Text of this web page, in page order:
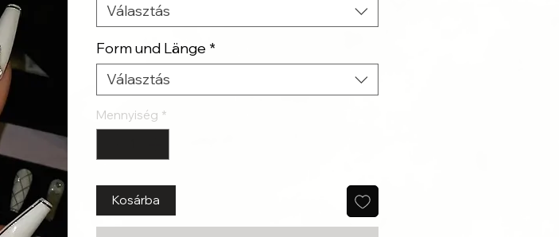
Választás
Form und Länge *
Választás
Mennyiség *
Kosárba